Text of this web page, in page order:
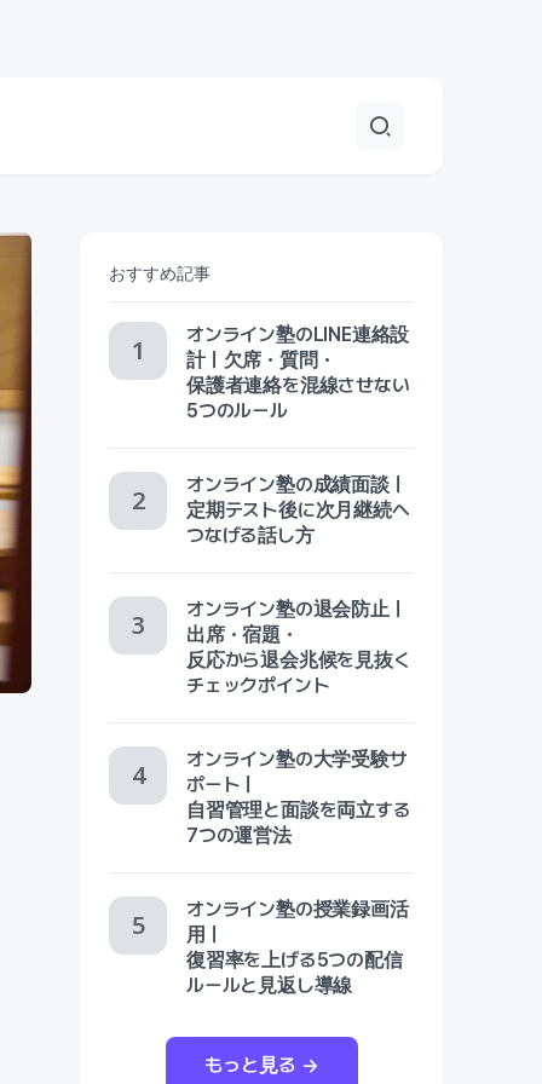
おすすめ記事
オンライン塾のLINE連絡設
計｜欠席・質問・
保護者連絡を混線させない
5つのルール
オンライン塾の成績面談｜
定期テスト後に次月継続へ
つなげる話し方
オンライン塾の退会防止｜
出席・宿題・
反応から退会兆候を見抜く
チェックポイント
オンライン塾の大学受験サ
ポート｜
自習管理と面談を両立する
7つの運営法
オンライン塾の授業録画活
用｜
復習率を上げる5つの配信
ルールと見返し導線
もっと見る →